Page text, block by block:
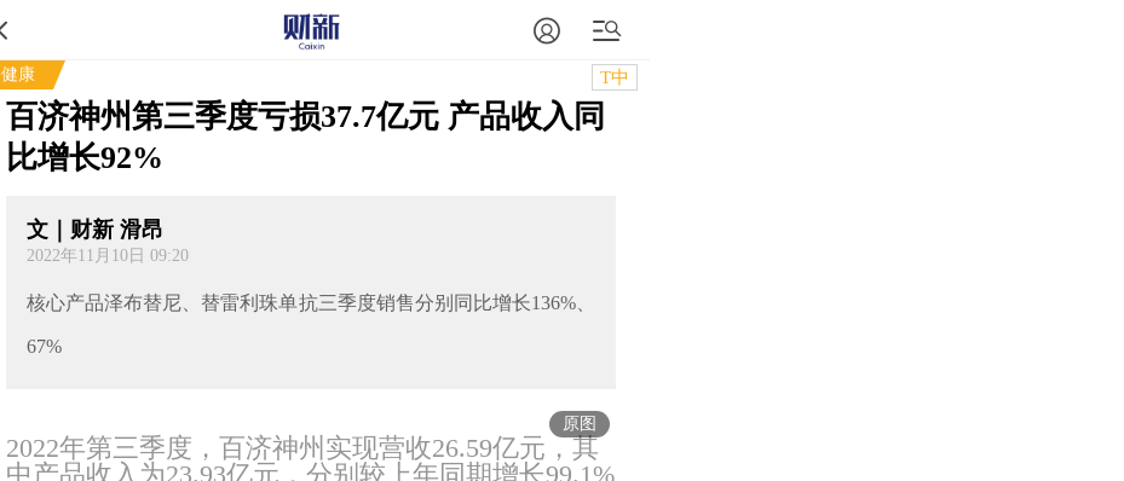
健康 T中
百济神州第三季度亏损37.7亿元 产品收入同
比增长92%
文｜财新 滑昂
2022年11月10日 09:20
核心产品泽布替尼、替雷利珠单抗三季度销售分别同比增长136%、
67%
原图
2022年第三季度，百济神州实现营收26.59亿元，其
中产品收入为23.93亿元，分别较上年同期增长99.1%